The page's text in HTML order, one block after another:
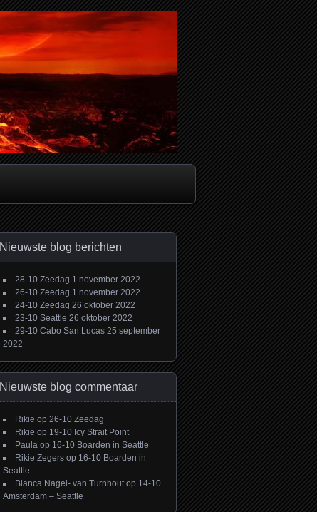
Nieuwste blog berichten
28-10 Zeedag 1 november 2022
26-10 Zeedag 1 november 2022
24-10 Zeedag 26 oktober 2022
23-10 Seattle 26 oktober 2022
29-10 Cabo San Lucas 25 september
2022
Nieuwste blog commentaar
Rikie op 26-10 Zeedag
Rikie op 19-10 Icy Strait Point
Paula op 16-10 Boarden in Seattle
Rikie Zegers op 16-10 Boarden in
Seattle
Bianca Nagel- van Turnhoutop 14-10
Amsterdam – Seattle